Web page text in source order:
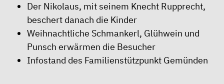
Der Nikolaus, mit seinem Knecht Rupprecht,
beschert danach die Kinder
Weihnachtliche Schmankerl, Glühwein und
Punsch erwärmen die Besucher
Infostand des Familienstützpunkt Gemünden